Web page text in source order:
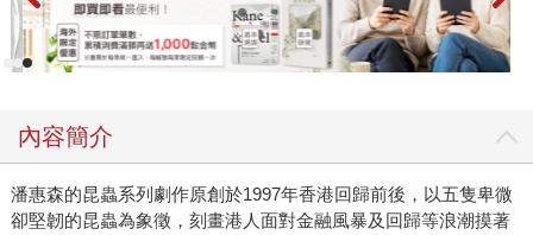
內容簡介
潘惠森的昆蟲系列劇作原創於1997年香港回歸前後，以五隻卑微
卻堅韌的昆蟲為象徵，刻畫港人面對金融風暴及回歸等浪潮摸著